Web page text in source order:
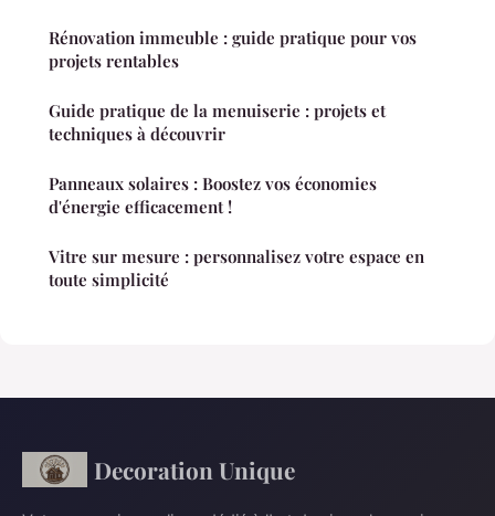
Rénovation immeuble : guide pratique pour vos
projets rentables
Guide pratique de la menuiserie : projets et
techniques à découvrir
Panneaux solaires : Boostez vos économies
d'énergie efficacement !
Vitre sur mesure : personnalisez votre espace en
toute simplicité
Decoration Unique